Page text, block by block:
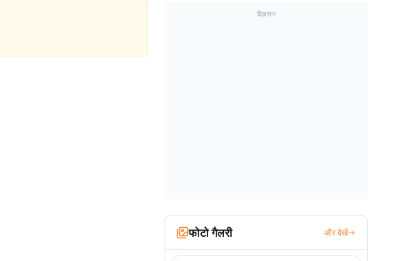
विज्ञापन
फोटो गैलरी और देखें